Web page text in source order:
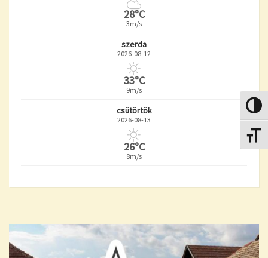
28°C
3m/s
szerda
2026-08-12
33°C
9m/s
csütörtök
2026-08-13
26°C
8m/s